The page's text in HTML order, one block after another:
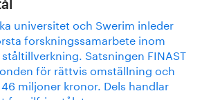
universitet och Swerim inleder
forskningssamarbete inom
Satsningen FINAST
för rättvis omställning och
miljoner kronor. Dels handlar